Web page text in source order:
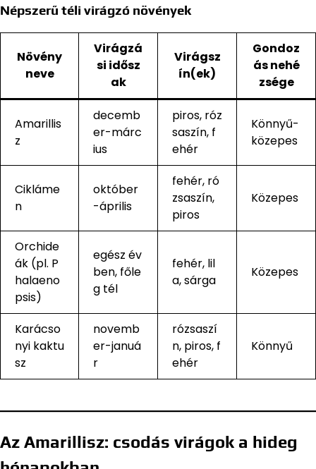
Népszerű téli virágzó növények
Növény
neve
Virágzá
si idősz
ak
Virágsz
ín(ek)
Gondoz
ás nehé
zsége
Amarillis
z
decemb
er-márc
ius
piros, róz
saszín, f
ehér
Könnyű-
közepes
Cikláme
n
október
-április
fehér, ró
zsaszín,
piros
Közepes
Orchide
ák (pl. P
halaeno
psis)
egész év
ben, főle
g tél
fehér, lil
a, sárga
Közepes
Karácso
nyi kaktu
sz
novemb
er-januá
r
rózsaszí
n, piros, f
ehér
Könnyű
Az Amarillisz: csodás virágok a hideg